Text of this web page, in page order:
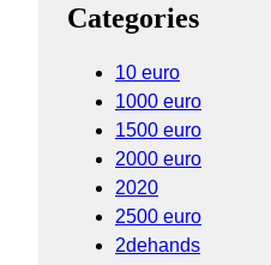
Categories
10 euro
1000 euro
1500 euro
2000 euro
2020
2500 euro
2dehands